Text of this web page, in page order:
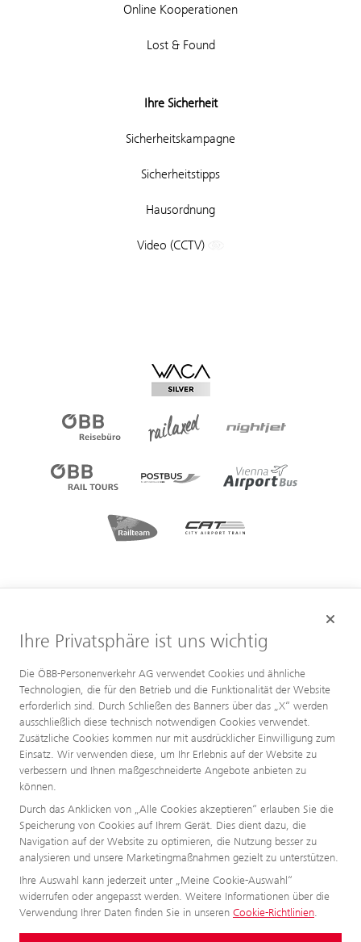
Ihre Privatsphäre ist uns wichtig
Die ÖBB-Personenverkehr AG verwendet Cookies und ähnliche
Technologien, die für den Betrieb und die Funktionalität der Website
erforderlich sind. Durch Schließen des Banners über das „X“ werden
ausschließlich diese technisch notwendigen Cookies verwendet.
Zusätzliche Cookies kommen nur mit ausdrücklicher Einwilligung zum
Einsatz. Wir verwenden diese, um Ihr Erlebnis auf der Website zu
verbessern und Ihnen maßgeschneiderte Angebote anbieten zu
können.
Durch das Anklicken von „Alle Cookies akzeptieren“ erlauben Sie die
Speicherung von Cookies auf Ihrem Gerät. Dies dient dazu, die
Navigation auf der Website zu optimieren, die Nutzung besser zu
analysieren und unsere Marketingmaßnahmen gezielt zu unterstützen.
Ihre Auswahl kann jederzeit unter „Meine Cookie-Auswahl“
widerrufen oder angepasst werden. Weitere Informationen über die
Verwendung Ihrer Daten finden Sie in unseren Cookie-Richtlinien
Online Kooperationen
Lost & Found
Ihre Sicherheit
Sicherheitskampagne
Sicherheitstipps
Hausordnung
Video (CCTV)